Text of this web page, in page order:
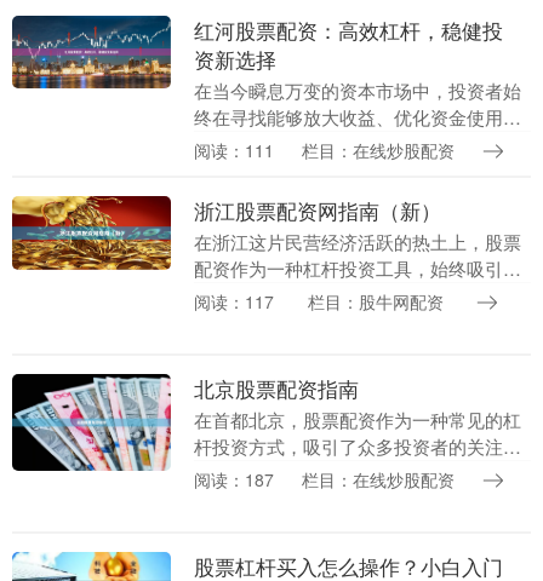
红河股票配资：高效杠杆，稳健投
资新选择
在当今瞬息万变的资本市场中，投资者始
终在寻找能够放大收益、优化资金使用效
率的工具。股票配资作为一种成熟的金融
者的选择。红河股....
阅读：111 栏目：在线炒股配资
浙江股票配资网指南（新）
在浙江这片民营经济活跃的热土上，股票
配资作为一种杠杆投资工具，始终吸引着
众多投资者的目光。随着金融监管政策的
阅读：117 栏目：股牛网配资
北京股票配资指南
在首都北京，股票配资作为一种常见的杠
杆投资方式，吸引了众多投资者的关注。
对于希望放大资金使用效率、把握市场机
阅读：187 栏目：在线炒股配资
股票杠杆买入怎么操作？小白入门